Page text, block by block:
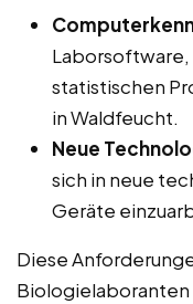
statistischen
in Waldfeucht.
Neue
sich in neue
Geräte
Diese